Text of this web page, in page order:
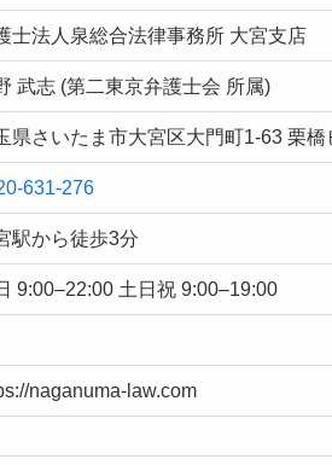
士法人泉総合法律事務所 大宮支店
武志 (第二東京弁護士会 所属)
県さいたま市大宮区大門町1-63 栗橋
631-276
駅から徒歩3分
9:00–22:00 土日祝 9:00–19:00
naganuma-law.com